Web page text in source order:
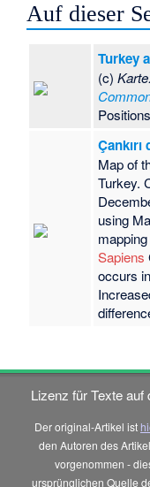
Auf dieser
Turkey
(c)
Map of
Turkey.
using
Sapiens
occurs
Lizenz für Texte auf
Der original-Artikel ist
den Autoren des
vorgenommen -
ursprünglichen Quelle